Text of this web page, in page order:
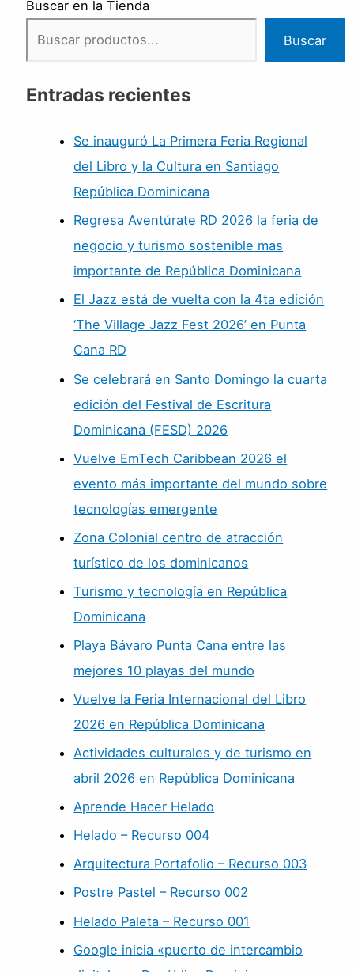
Buscar en la Tienda
Buscar
Entradas recientes
Se inauguró La Primera Feria Regional
del Libro y la Cultura en Santiago
República Dominicana
Regresa Aventúrate RD 2026 la feria de
negocio y turismo sostenible mas
importante de República Dominicana
El Jazz está de vuelta con la 4ta edición
‘The Village Jazz Fest 2026’ en Punta
Cana RD
Se celebrará en Santo Domingo la cuarta
edición del Festival de Escritura
Dominicana (FESD) 2026
Vuelve EmTech Caribbean 2026 el
evento más importante del mundo sobre
tecnologías emergente
Zona Colonial centro de atracción
turístico de los dominicanos
Turismo y tecnología en República
Dominicana
Playa Bávaro Punta Cana entre las
mejores 10 playas del mundo
Vuelve la Feria Internacional del Libro
2026 en República Dominicana
Actividades culturales y de turismo en
abril 2026 en República Dominicana
Aprende Hacer Helado
Helado – Recurso 004
Arquitectura Portafolio – Recurso 003
Postre Pastel – Recurso 002
Helado Paleta – Recurso 001
Google inicia «puerto de intercambio